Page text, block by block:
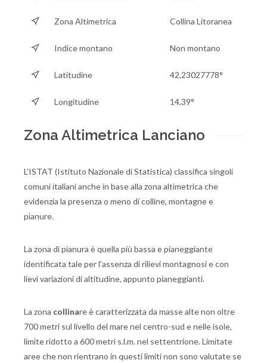
Zona Altimetrica Collina Litoranea
Indice montano Non montano
Latitudine 42,23027778°
Longitudine 14,39°
Zona Altimetrica Lanciano
L'ISTAT (Istituto Nazionale di Statistica) classifica singoli
comuni italiani anche in base alla zona altimetrica che
evidenzia la presenza o meno di colline, montagne e
pianure.
La zona di pianura è quella più bassa e pianeggiante
identificata tale per l'assenza di rilievi montagnosi e con
lievi variazioni di altitudine, appunto pianeggianti.
La zona collinare è caratterizzata da masse alte non oltre
700 metri sul livello del mare nel centro-sud e nelle isole,
limite ridotto a 600 metri s.l.m. nel settentrione. Limitate
aree che non rientrano in questi limiti non sono valutate se